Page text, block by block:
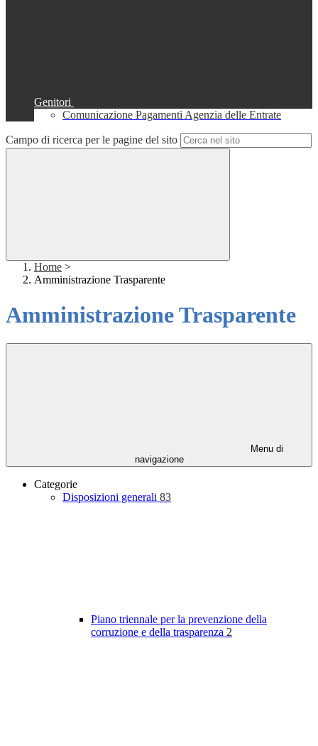
Genitori
Comunicazione Pagamenti Agenzia delle Entrate
Campo di ricerca per le pagine del sito
Home >
Amministrazione Trasparente
Amministrazione Trasparente
Menu di
navigazione
Categorie
Disposizioni generali 83
Piano triennale per la prevenzione della
corruzione e della trasparenza 2